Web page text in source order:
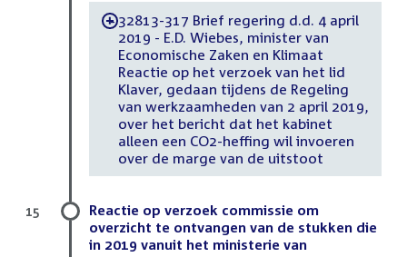
-32813-317 Brief regering d.d. 4 april
2019 - E.D. Wiebes, minister van
Economische Zaken en Klimaat
Reactie op het verzoek van het lid
Klaver, gedaan tijdens de Regeling
van werkzaamheden van 2 april 2019,
over het bericht dat het kabinet
alleen een CO2-heffing wil invoeren
over de marge van de uitstoot
Reactie op verzoek commissie om
overzicht te ontvangen van de stukken die
in 2019 vanuit het ministerie van
15